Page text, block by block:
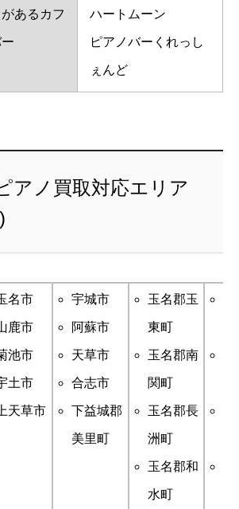
あるカフ ハートムーン
ピアノバーくれっし
ぇんど
アノ買取対応エリア
名市
鹿市
池市
土市
上天草市
宇城市
阿蘇市
天草市
合志市
下益城郡
美里町
玉名郡玉
東町
玉名郡南
関町
玉名郡長
洲町
玉名郡和
水町